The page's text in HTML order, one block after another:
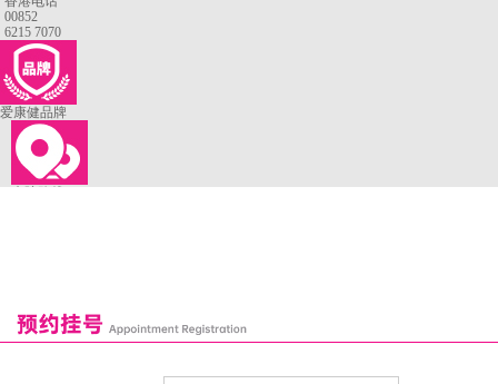
00852
6215 7070
爱康健品牌
恒乐口腔诊所
富港口腔诊所